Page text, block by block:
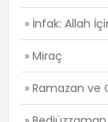
» İnfak: Allah
» Miraç
» Ramazan ve